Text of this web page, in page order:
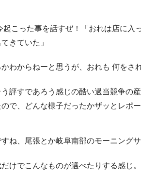
こった事を話すぜ！「おれは店に入
きていた」
わからねーと思うが、おれも 何をさ
評すであろう感じの酷い過当競争の
で、どんな様子だったかザッとレポー
ね、尾張とか岐阜南部のモーニング
けでこんなものが選べたりする感じ。